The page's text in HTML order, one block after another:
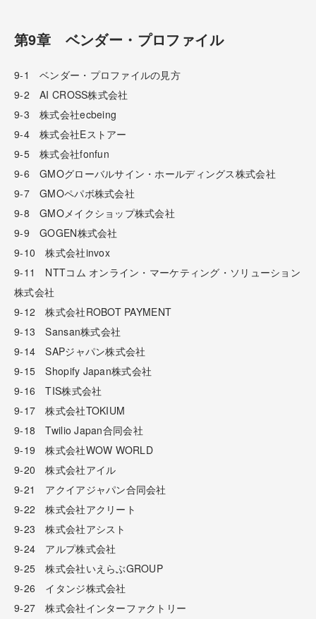
第9章 ベンダー・プロファイル
9-1 ベンダー・プロファイルの見方
9-2 AI CROSS株式会社
9-3 株式会社ecbeing
9-4 株式会社Eストアー
9-5 株式会社fonfun
9-6 GMOグローバルサイン・ホールディングス株式会社
9-7 GMOペパボ株式会社
9-8 GMOメイクショップ株式会社
9-9 GOGEN株式会社
9-10 株式会社invox
9-11 NTTコム オンライン・マーケティング・ソリューション
株式会社
9-12 株式会社ROBOT PAYMENT
9-13 Sansan株式会社
9-14 SAPジャパン株式会社
9-15 Shopify Japan株式会社
9-16 TIS株式会社
9-17 株式会社TOKIUM
9-18 Twilio Japan合同会社
9-19 株式会社WOW WORLD
9-20 株式会社アイル
9-21 アクイアジャパン合同会社
9-22 株式会社アクリート
9-23 株式会社アシスト
9-24 アルプ株式会社
9-25 株式会社いえらぶGROUP
9-26 イタンジ株式会社
9-27 株式会社インターファクトリー